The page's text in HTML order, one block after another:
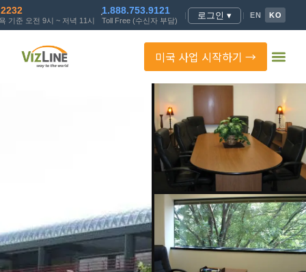
기준 오전 9시 ~ 저녁 11시
1.888.753.9121
Toll Free (수신자 부담)
| 로그인 ▾ | EN KO
미국 사업 시작하기 →